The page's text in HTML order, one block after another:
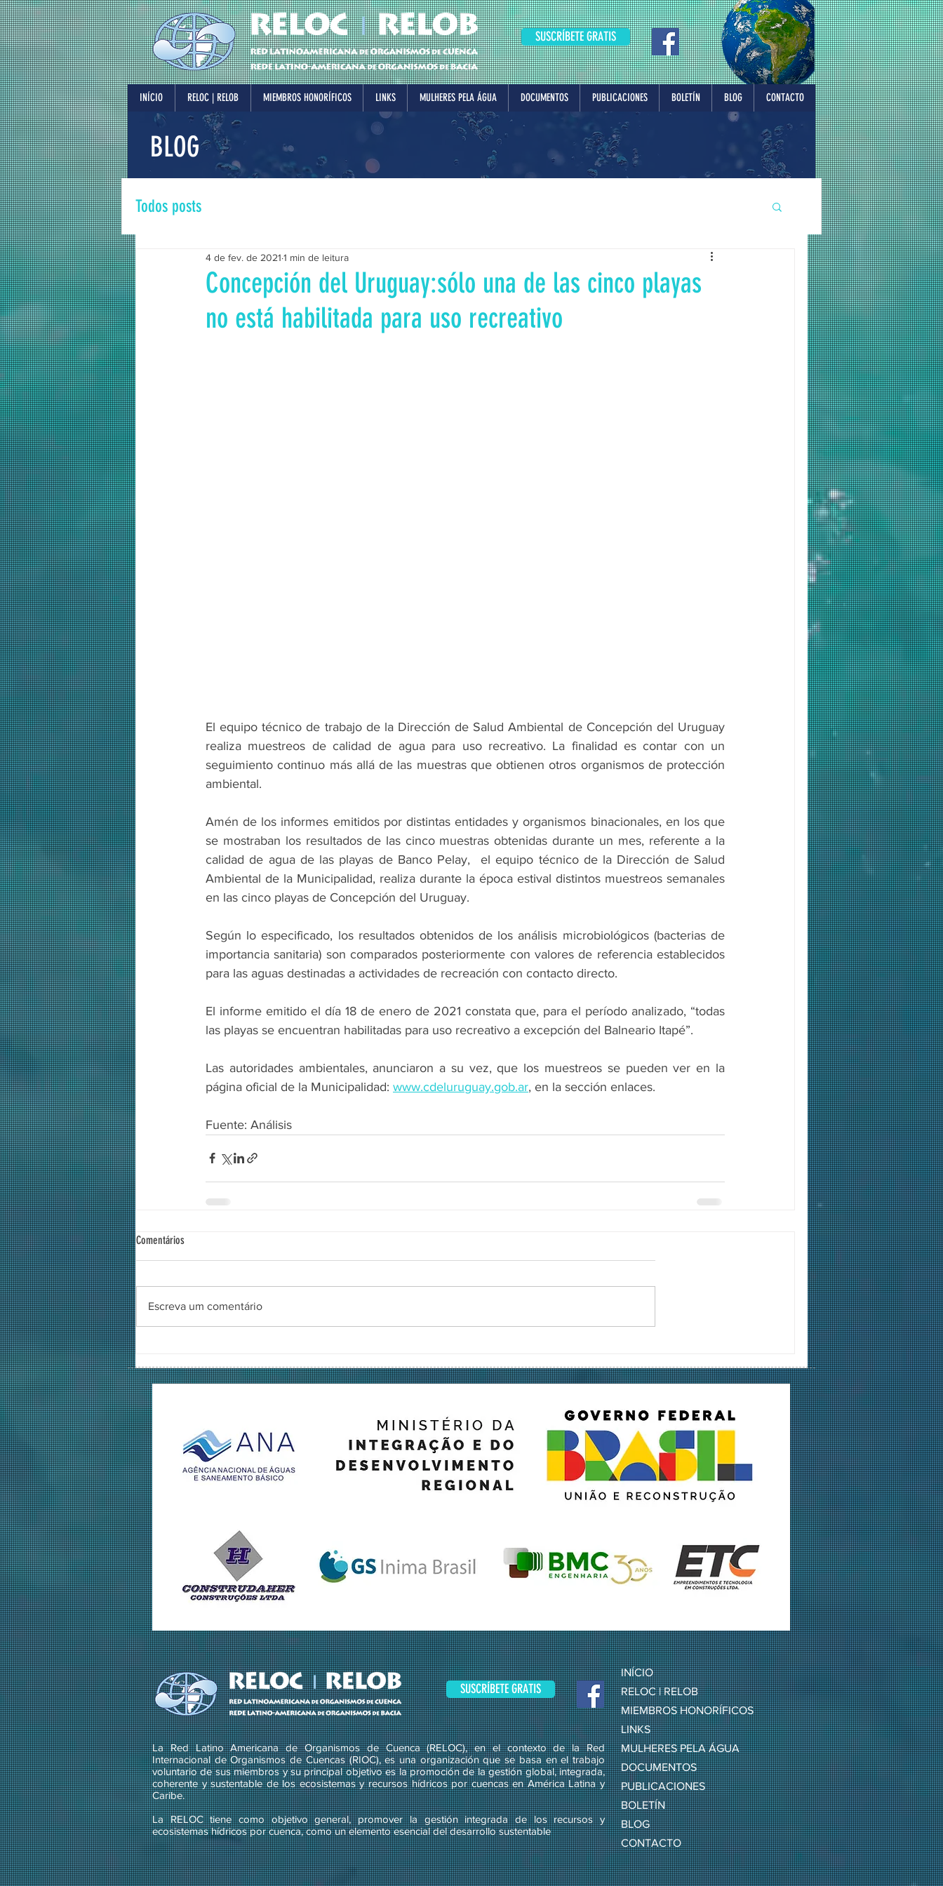
SUSCRÍBETE GRATIS
INÍCIO RELOC | RELOB MIEMBROS HONORÍFICOS LINKS MULHERES PELA ÁGUA DOCUMENTOS PUBLICACIONES BOLETÍN BLOG CONTACTO
BLOG
Todos posts
Concepción del Uruguay:sólo una de las cinco playas
no está habilitada para uso recreativo
4 de fev. de 2021 1 min de leitura
El equipo técnico de trabajo de la Dirección de Salud Ambiental de Concepción del Uruguay
realiza muestreos de calidad de agua para uso recreativo. La finalidad es contar con un
seguimiento continuo más allá de las muestras que obtienen otros organismos de protección
ambiental.
Amén de los informes emitidos por distintas entidades y organismos binacionales, en los que
se mostraban los resultados de las cinco muestras obtenidas durante un mes, referente a la
calidad de agua de las playas de Banco Pelay,  el equipo técnico de la Dirección de Salud
Ambiental de la Municipalidad, realiza durante la época estival distintos muestreos semanales
en las cinco playas de Concepción del Uruguay.
Según lo especificado, los resultados obtenidos de los análisis microbiológicos (bacterias de
importancia sanitaria) son comparados posteriormente con valores de referencia establecidos
para las aguas destinadas a actividades de recreación con contacto directo.
El informe emitido el día 18 de enero de 2021 constata que, para el período analizado, “todas
las playas se encuentran habilitadas para uso recreativo a excepción del Balneario Itapé”.
Las autoridades ambientales, anunciaron a su vez, que los muestreos se pueden ver en la
página oficial de la Municipalidad: www.cdeluruguay.gob.ar, en la sección enlaces.
Fuente: Análisis
Comentários
Escreva um comentário
SUSCRÍBETE GRATIS
La Red Latino Americana de Organismos de Cuenca (RELOC), en el contexto de la Red
Internacional de Organismos de Cuencas (RIOC), es una organización que se basa en el trabajo
voluntario de sus miembros y su principal objetivo es la promoción de la gestión global, integrada,
coherente y sustentable de los ecosistemas y recursos hídricos por cuencas en América Latina y
Caribe.
La RELOC tiene como objetivo general, promover la gestión integrada de los recursos y
ecosistemas hídricos por cuenca, como un elemento esencial del desarrollo sustentable
INÍCIO
RELOC | RELOB
MIEMBROS HONORÍFICOS
LINKS
MULHERES PELA ÁGUA
DOCUMENTOS
PUBLICACIONES
BOLETÍN
BLOG
CONTACTO